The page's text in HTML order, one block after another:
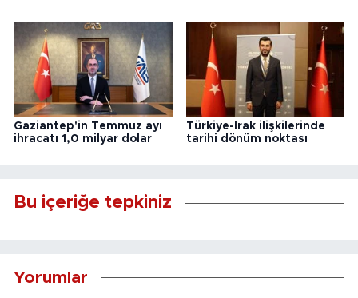
Gaziantep'in Temmuz ayı
ihracatı 1,0 milyar dolar
Türkiye-Irak ilişkilerinde
tarihi dönüm noktası
Bu içeriğe tepkiniz
Yorumlar